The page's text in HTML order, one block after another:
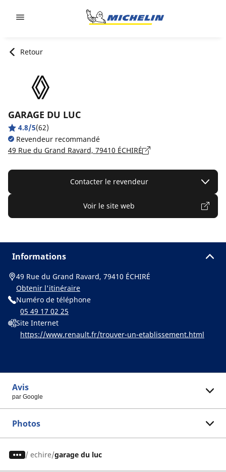
Retour
GARAGE DU LUC
4.8/5(62)
Revendeur recommandé
49 Rue du Grand Ravard, 79410 ÉCHIRÉ
Contacter le revendeur
Voir le site web
Informations
49 Rue du Grand Ravard, 79410 ÉCHIRÉ
Obtenir l'itinéraire
Numéro de téléphone
05 49 17 02 25
Site Internet
https://www.renault.fr/trouver-un-etablissement.html
Avis
par Google
Photos
/ echire garage du luc